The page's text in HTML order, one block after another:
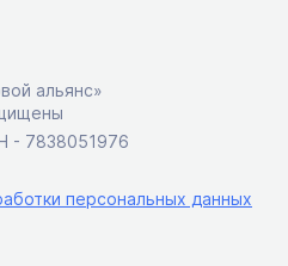
альянс»
- 7838051976
персональных данных